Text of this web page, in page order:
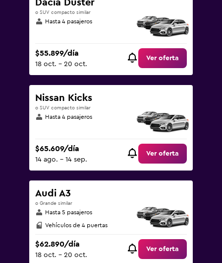
Dacia Duster
o SUV compacto similar
Hasta 4 pasajeros
$55.899/día
18 oct. - 20 oct.
Ver oferta
Nissan Kicks
o SUV compacto similar
Hasta 4 pasajeros
$65.609/día
14 ago. - 14 sep.
Ver oferta
Audi A3
o Grande similar
Hasta 5 pasajeros
Vehículos de 4 puertas
$62.890/día
18 oct. - 20 oct.
Ver oferta